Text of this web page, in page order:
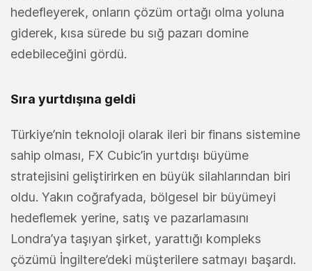
hedefleyerek, onların çözüm ortağı olma yoluna
giderek, kısa sürede bu sığ pazarı domine
edebileceğini gördü.
Sıra yurtdışına geldi
Türkiye’nin teknoloji olarak ileri bir finans sistemine
sahip olması, FX Cubic’in yurtdışı büyüme
stratejisini geliştirirken en büyük silahlarından biri
oldu. Yakın coğrafyada, bölgesel bir büyümeyi
hedeflemek yerine, satış ve pazarlamasını
Londra’ya taşıyan şirket, yarattığı kompleks
çözümü İngiltere’deki müşterilere satmayı başardı.